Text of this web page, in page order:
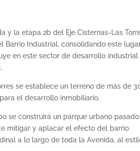
y la etapa 2b del Eje Cisternas-Las
Barrio Industrial, consolidando este
en este sector de desarrollo industrial
se establece un terreno de más de
el desarrollo inmobiliario.
se construirá un parque urbano
mitigar y aplacar el efecto del barrio
a lo largo de toda la Avenida, al